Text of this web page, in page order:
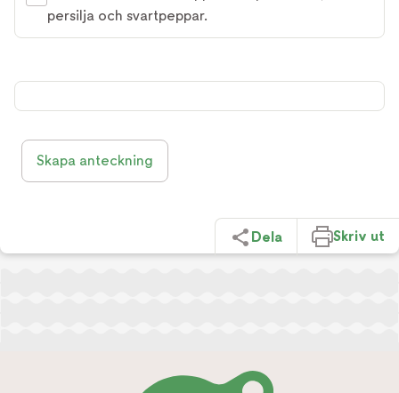
persilja och svartpeppar.
Skapa anteckning
Dela Skriv ut